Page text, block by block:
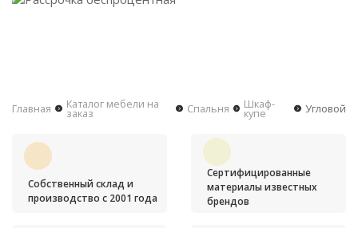
Главная Каталог мебели на
заказ Спальня Шкаф-
купе Угловой
Собственный склад и
производство с 2001 года
Сертифицированные
материалы известных
брендов